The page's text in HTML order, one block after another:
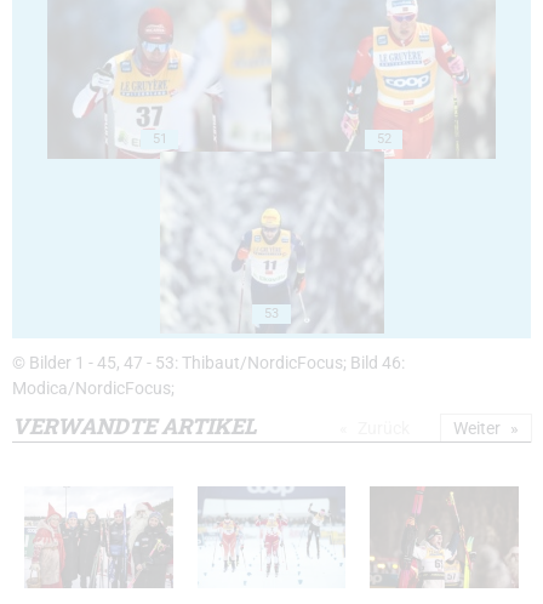
51 52
53
© Bilder 1 - 45, 47 - 53: Thibaut/NordicFocus; Bild 46:
Modica/NordicFocus;
VERWANDTE ARTIKEL Weiter